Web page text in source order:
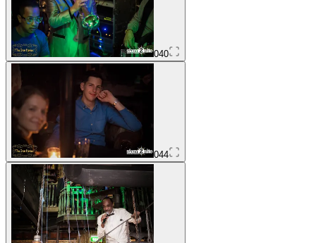
040
044